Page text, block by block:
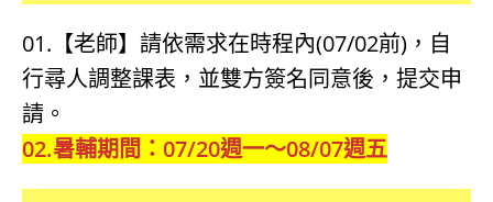
01.【老師】請依需求在時程內(07/02前)，自
行尋人調整課表，並雙方簽名同意後，提交申
請。
02.暑輔期間：07/20週一～08/07週五